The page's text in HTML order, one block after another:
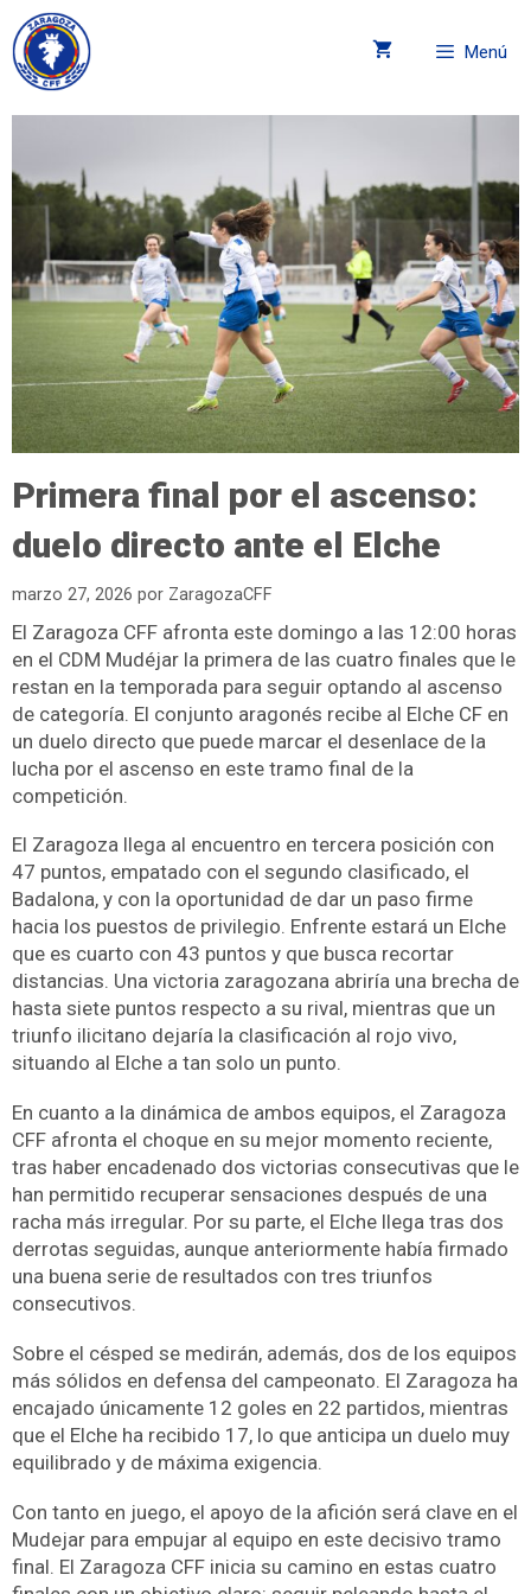
Menú
Primera final por el ascenso:
duelo directo ante el Elche
marzo 27, 2026 por ZaragozaCFF
El Zaragoza CFF afronta este domingo a las 12:00 horas
en el CDM Mudéjar la primera de las cuatro finales que le
restan en la temporada para seguir optando al ascenso
de categoría. El conjunto aragonés recibe al Elche CF en
un duelo directo que puede marcar el desenlace de la
lucha por el ascenso en este tramo final de la
competición.
El Zaragoza llega al encuentro en tercera posición con
47 puntos, empatado con el segundo clasificado, el
Badalona, y con la oportunidad de dar un paso firme
hacia los puestos de privilegio. Enfrente estará un Elche
que es cuarto con 43 puntos y que busca recortar
distancias. Una victoria zaragozana abriría una brecha de
hasta siete puntos respecto a su rival, mientras que un
triunfo ilicitano dejaría la clasificación al rojo vivo,
situando al Elche a tan solo un punto.
En cuanto a la dinámica de ambos equipos, el Zaragoza
CFF afronta el choque en su mejor momento reciente,
tras haber encadenado dos victorias consecutivas que le
han permitido recuperar sensaciones después de una
racha más irregular. Por su parte, el Elche llega tras dos
derrotas seguidas, aunque anteriormente había firmado
una buena serie de resultados con tres triunfos
consecutivos.
Sobre el césped se medirán, además, dos de los equipos
más sólidos en defensa del campeonato. El Zaragoza ha
encajado únicamente 12 goles en 22 partidos, mientras
que el Elche ha recibido 17, lo que anticipa un duelo muy
equilibrado y de máxima exigencia.
Con tanto en juego, el apoyo de la afición será clave en el
Mudejar para empujar al equipo en este decisivo tramo
final. El Zaragoza CFF inicia su camino en estas cuatro